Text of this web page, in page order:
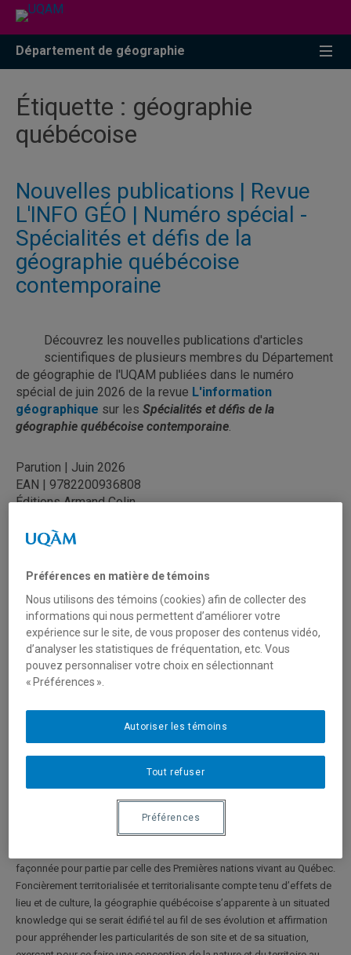
Accéder
recherche
Accéder
menu
pricipal
Accéder
zone
Département de géographie
Étiquette : géographie
québécoise
Nouvelles publications | Revue
L'INFO GÉO | Numéro spécial -
Spécialités et défis de la
géographie québécoise
contemporaine
Découvrez les nouvelles publications d'articles
scientifiques de plusieurs membres du Département
de géographie de l'UQAM publiées dans le numéro
spécial de juin 2026 de la revue L'information
géographique sur les Spécialités et défis de la
géographie québécoise contemporaine.
Parution | Juin 2026
EAN | 9782200936808
Éditions Armand Colin
BONNE LECTURE !
La géographie québécoise, un savoir territorialisé et
territorialisant ?
Mario BédardetSylvie Joublot-Ferré
savoir-être unique animé et signifié (i) par un site et une nature
exceptionnels, (ii) par une situation inusitée à la croisée de multiples
référentiels socio-historiques et disciplinaires, puis (iii) par une
façonnée pour partie par celle des Premières nations vivant au Québec.
Foncièrement territorialisée et territorialisante compte tenu d’effets de
lieu et de culture, la géographie québécoise s’apparente à un situated
knowledge qui se serait édifié tel au fil de ses évolution et affirmation
pour appréhender les particularités de son site et de sa situation,
Préférences en matière de témoins
Nous utilisons des témoins (cookies) afin de collecter des
informations qui nous permettent d’améliorer votre
expérience sur le site, de vous proposer des contenus vidéo,
d’analyser les statistiques de fréquentation, etc. Vous
pouvez personnaliser votre choix en sélectionnant
« Préférences ».
Tout refuser
Autoriser les témoins
Préférences